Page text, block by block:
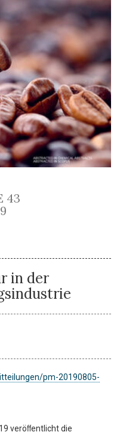
43
in der
pm-20190805-
veröﬀentlicht die